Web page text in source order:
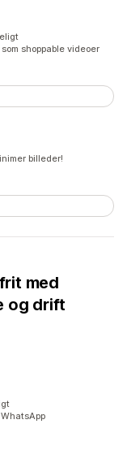
shoppable videoer
billeder!
med
og drift